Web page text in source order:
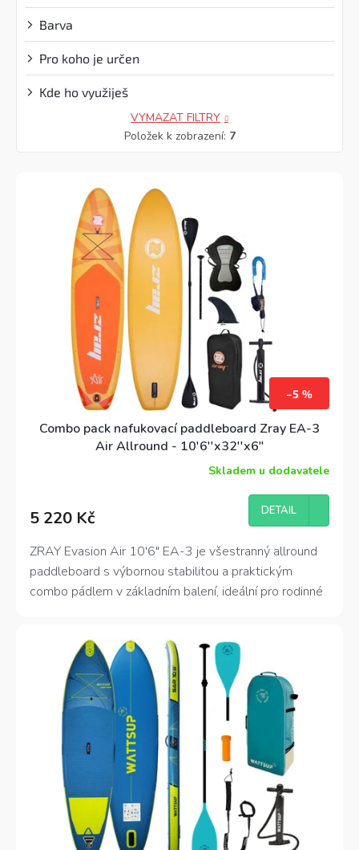
Barva
Pro koho je určen
Kde ho využiješ
VYMAZAT FILTRY
Položek k zobrazení: 7
–5 %
Combo pack nafukovací paddleboard Zray EA-3
Air Allround - 10'6''x32''x6"
Skladem u dodavatele
5 220 Kč DETAIL
ZRAY Evasion Air 10′6″ EA-3 je všestranný allround
paddleboard s výbornou stabilitou a praktickým
combo pádlem v základním balení, ideální pro rodinné